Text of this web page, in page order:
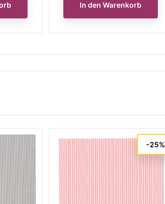
In den Warenkorb
-25%